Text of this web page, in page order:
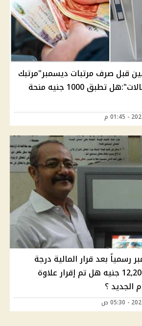
قبل صرف مرتبات ديسمبر"مرتبك
هيتخصم بهذه الحالات":هل تطبق 1000 جنيه منحة
رسمياً بعد قرار المالية درجة
وظيفية هتقبض 12,200 جنيه هل تم إقرار علاوة
الجديد ؟